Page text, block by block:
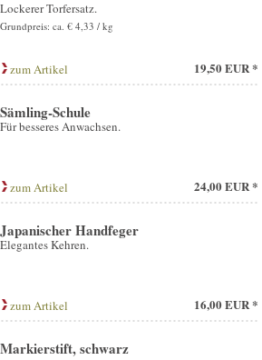
Lockerer Torfersatz.
Grundpreis: ca. € 4,33 / kg
zum Artikel 19,50 EUR *
Sämling-Schule
Für besseres Anwachsen.
zum Artikel 24,00 EUR *
Japanischer Handfeger
Elegantes Kehren.
zum Artikel 16,00 EUR *
Markierstift, schwarz